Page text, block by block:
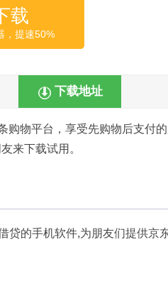
载
，提速50%
下载地址
购物平台，享受先购物后支付
来下载试用。
的手机软件,为朋友们提供京